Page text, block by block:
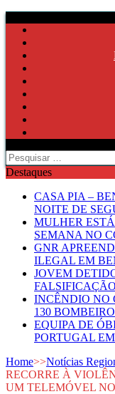
Pesquisar
por:
Destaques
CASA PIA –
NOITE DE
MULHER
SEMANA NO
GNR
ILEGAL EM
JOVEM
INCÊNDIO NO
130
EQUIPA DE
PORTUGAL
Home>>Notícias
RECORRE À
UM TELEMÓVEL